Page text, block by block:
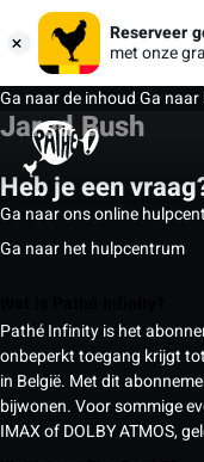
Reserveer
met onze
Ga naar de inhoudGa naar
Jared Bush
Heb je een
Ga naar ons online
Ga naar het hulpcentrum
Pathé Infinity is het
onbeperkt toegang krijgt
in België. Met dit
bijwonen. Voor sommige
IMAX of DOLBY ATMOS,